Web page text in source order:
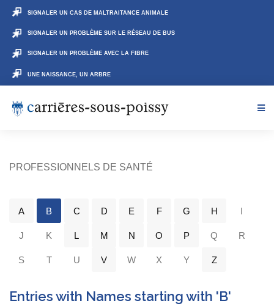
SIGNALER UN CAS DE MALTRAITANCE ANIMALE
SIGNALER UN PROBLÈME SUR LE RÉSEAU DE BUS
SIGNALER UN PROBLÈME AVEC LA FIBRE
UNE NAISSANCE, UN ARBRE
PROFESSIONNELS DE SANTÉ
A B C D E F G H I
J K L M N O P Q R
S T U V W X Y Z
Entries with Names starting with 'B'